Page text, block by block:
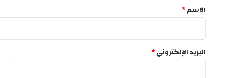
*
الاسم*
البريد الإلكتروني*